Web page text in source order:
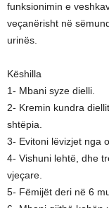
funksionimin e
veçanërisht në
urinës.
Këshilla
1- Mbani syze dielli.
2- Kremin kundra
shtëpia.
3- Evitoni lëvizjet nga
4- Vishuni lehtë, dhe
vjeçare.
5- Fëmijët deri në 6